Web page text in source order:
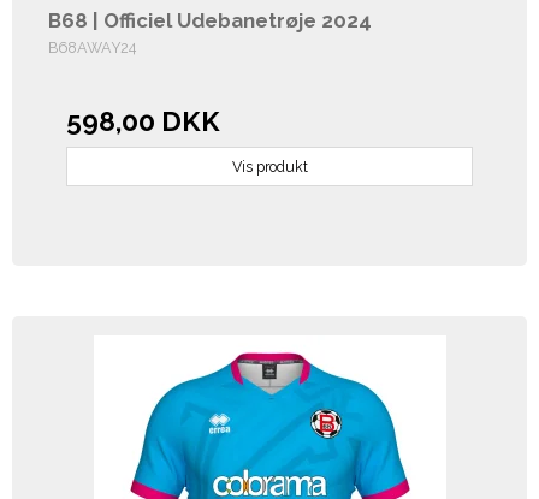
B68 | Officiel Udebanetrøje 2024
B68AWAY24
598,00 DKK
Vis produkt